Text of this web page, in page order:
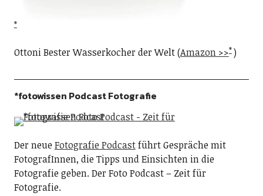
Ottoni Bester Wasserkocher der Welt (Amazon >> )
*fotowissen Podcast Fotografie
Der neueFotografie Podcastführt Gespräche mit
FotografInnen, die Tipps und Einsichten in die
Fotografie geben. Der Foto Podcast – Zeit für
Fotografie.